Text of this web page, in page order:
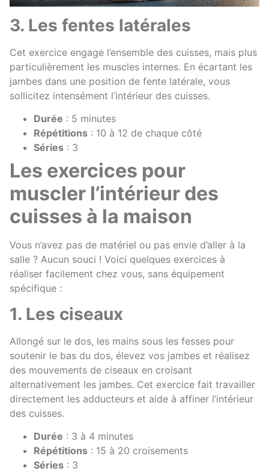
3. Les fentes latérales
Cet exercice engage l’ensemble des cuisses, mais plus
particulièrement les muscles internes. En écartant les
jambes dans une position de fente latérale, vous
sollicitez intensément l’intérieur des cuisses.
Durée : 5 minutes
Répétitions : 10 à 12 de chaque côté
Séries : 3
Les exercices pour
muscler l’intérieur des
cuisses à la maison
Vous n’avez pas de matériel ou pas envie d’aller à la
salle ? Aucun souci ! Voici quelques exercices à
réaliser facilement chez vous, sans équipement
spécifique :
1. Les ciseaux
Allongé sur le dos, les mains sous les fesses pour
soutenir le bas du dos, élevez vos jambes et réalisez
des mouvements de ciseaux en croisant
alternativement les jambes. Cet exercice fait travailler
directement les adducteurs et aide à affiner l’intérieur
des cuisses.
Durée : 3 à 4 minutes
Répétitions : 15 à 20 croisements
Séries : 3